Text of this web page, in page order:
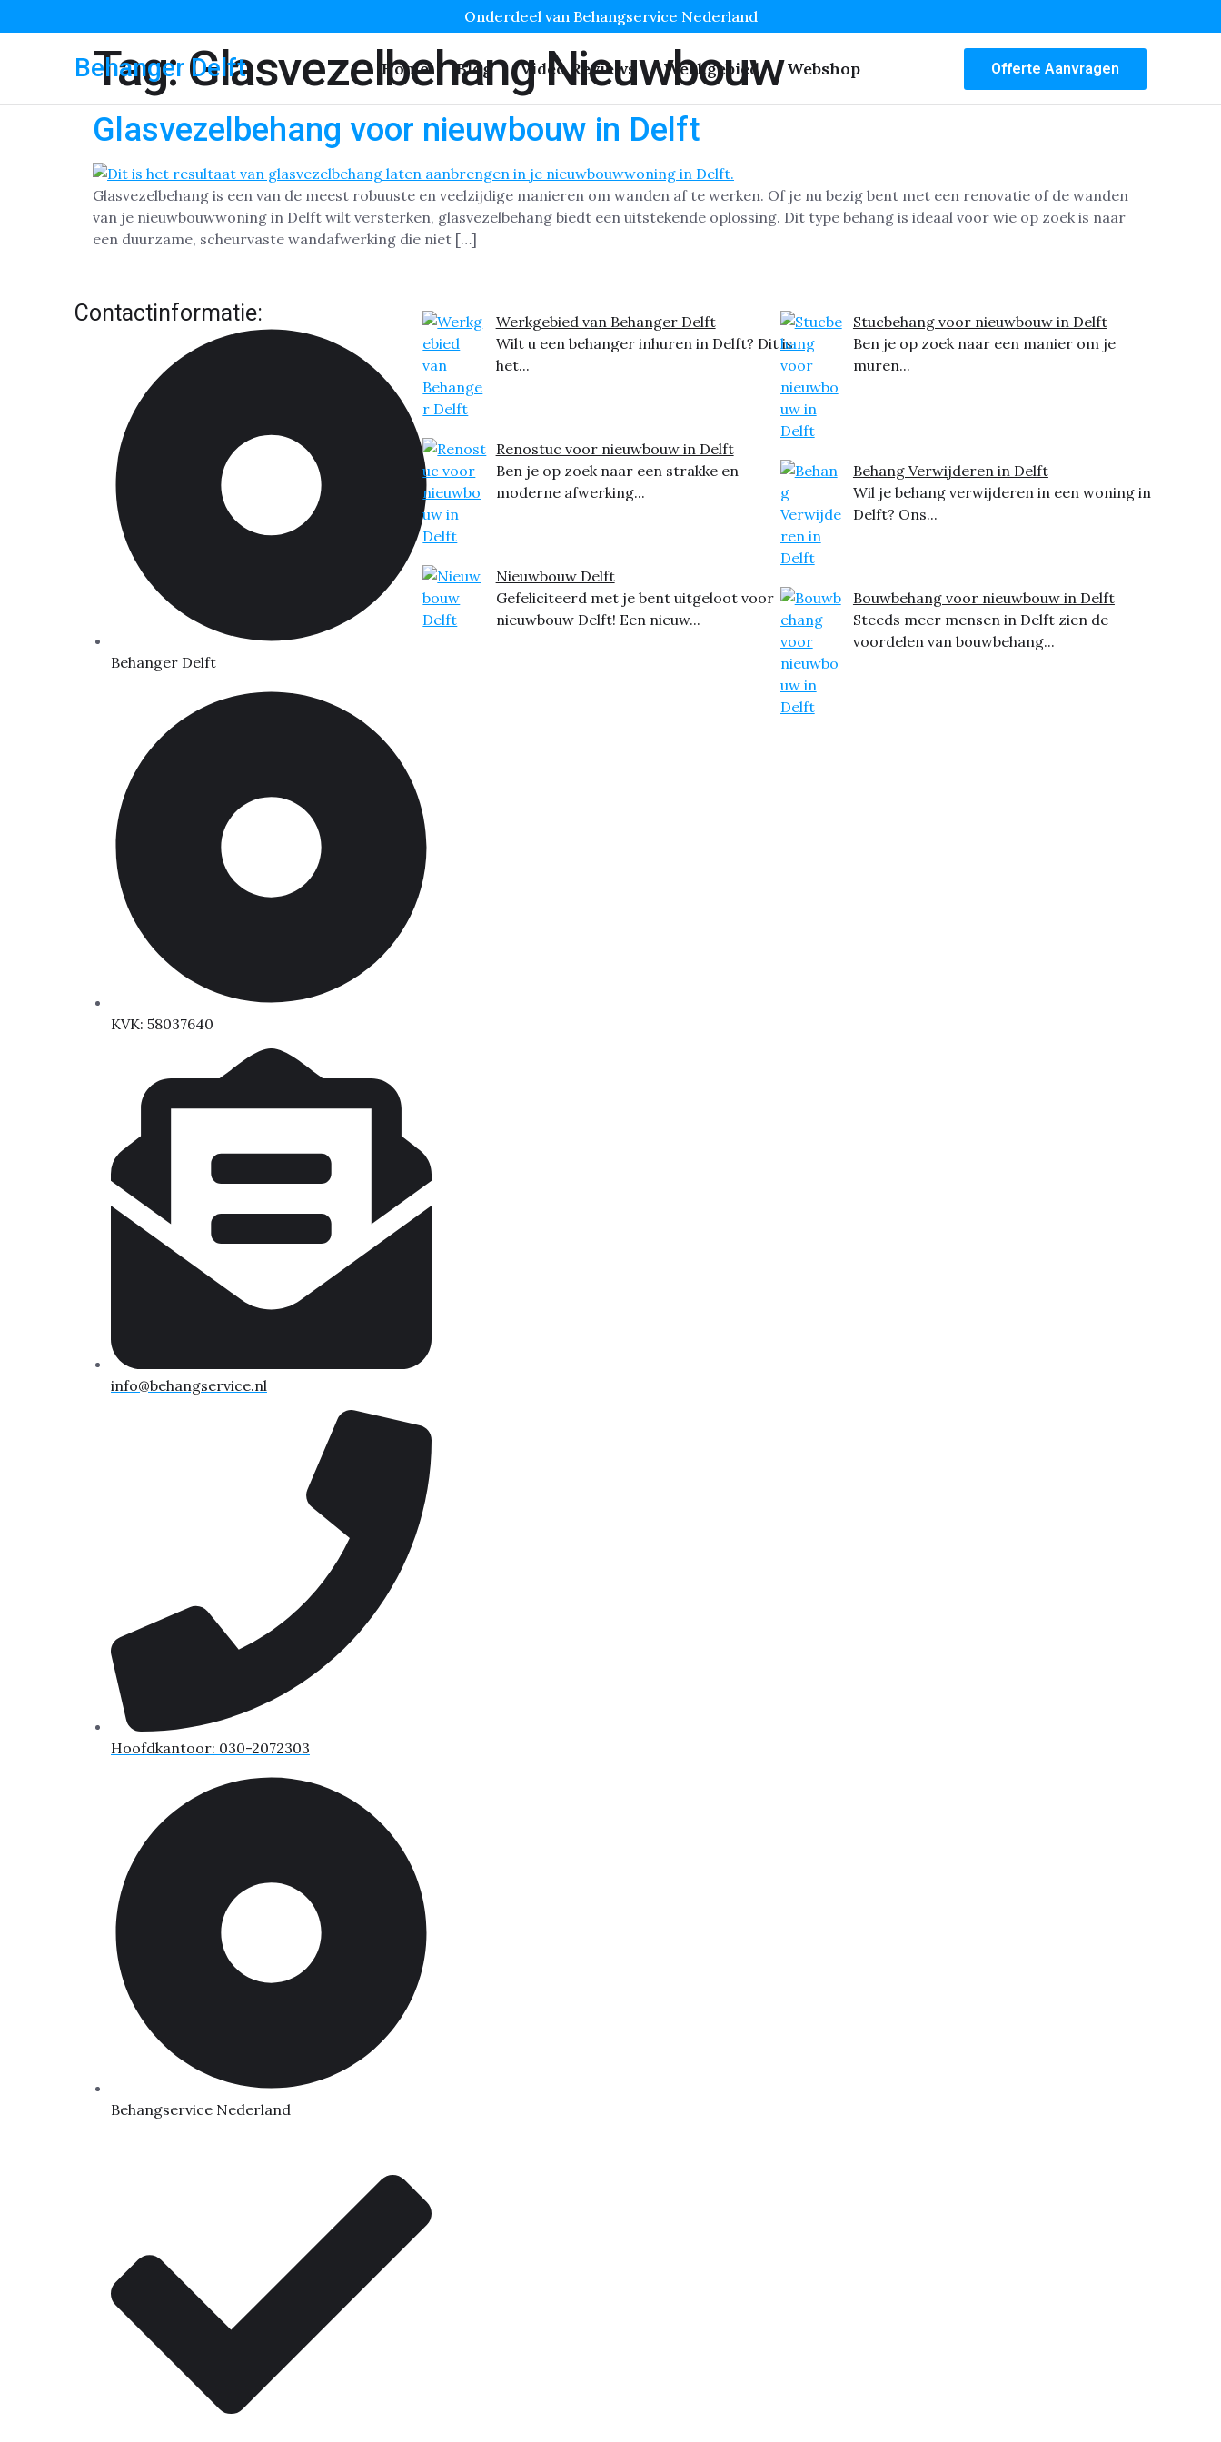
Onderdeel van Behangservice Nederland
Behanger Delft Home Blog Video Reviews Werkgebied Webshop Offerte Aanvragen
Tag:Glasvezelbehang Nieuwbouw
Glasvezelbehang voor nieuwbouw in Delft
Glasvezelbehang is een van de meest robuuste en veelzijdige manieren om wanden af te werken. Of je nu bezig bent met een renovatie of de wanden
van je nieuwbouwwoning in Delft wilt versterken, glasvezelbehang biedt een uitstekende oplossing. Dit type behang is ideaal voor wie op zoek is naar
een duurzame, scheurvaste wandafwerking die niet […]
Contactinformatie:
Behanger Delft
KVK: 58037640
info@behangservice.nl
Hoofdkantoor: 030-2072303
Behangservice Nederland
Werkgebied van Behanger Delft
Wilt u een behanger inhuren in Delft? Dit is
het...
Renostuc voor nieuwbouw in Delft
Ben je op zoek naar een strakke en
moderne afwerking...
Nieuwbouw Delft
Gefeliciteerd met je bent uitgeloot voor
nieuwbouw Delft! Een nieuw...
Stucbehang voor nieuwbouw in Delft
Ben je op zoek naar een manier om je
muren...
Behang Verwijderen in Delft
Wil je behang verwijderen in een woning in
Delft? Ons...
Bouwbehang voor nieuwbouw in Delft
Steeds meer mensen in Delft zien de
voordelen van bouwbehang...